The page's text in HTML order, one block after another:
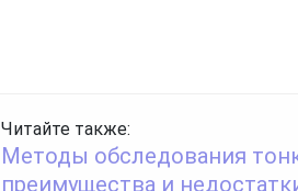
Читайте также:
Методы обследования
преимущества и